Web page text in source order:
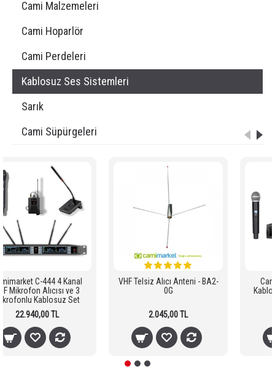
Cami Malzemeleri
Cami Hoparlör
Cami Perdeleri
Kablosuz Ses Sistemleri
Sarık
Cami Süpürgeleri
Camimarket C-444 4 Kanal
UHF Mikrofon Alıcısı ve 3
Mikrofonlu Kablosuz Set
22.940,00 TL
VHF Telsiz Alıcı Anteni - BA2-
2.045,00 TL